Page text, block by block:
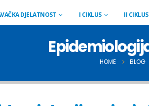
DJELATNOST I CIKLUS II CIKLUS
HOME BLOG